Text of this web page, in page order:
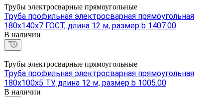
Трубы электросварные прямоугольные
Труба профильная электросварная прямоугольная
180х140х7 ГОСТ, длина 12 м, размер b 1407.00
В наличии
Трубы электросварные прямоугольные
Труба профильная электросварная прямоугольная
180х100х5 ТУ, длина 12 м, размер b 1005.00
В наличии